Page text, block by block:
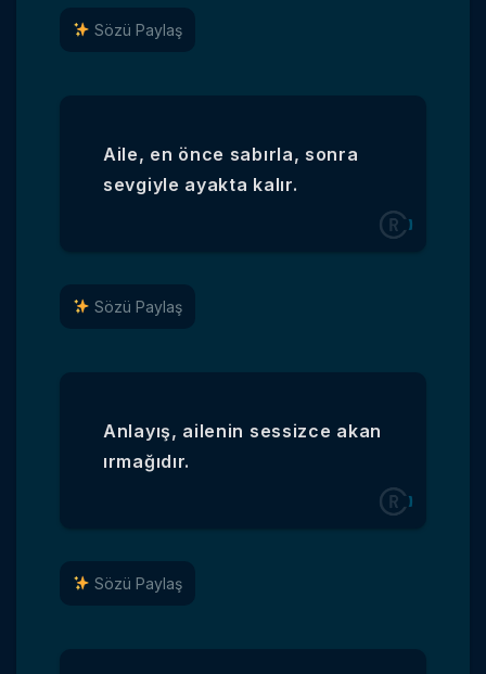
Sözü Paylaş
Aile, en önce sabırla, sonra
sevgiyle ayakta kalır.
Sözü Paylaş
Anlayış, ailenin sessizce akan
ırmağıdır.
Sözü Paylaş